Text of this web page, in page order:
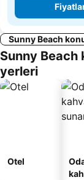
Sunny Beach
Sunny Beach
yerleri
Otel